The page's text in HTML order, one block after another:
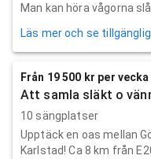
Man kan höra vågorna slå
Läs mer och se
Från 19 500 kr per vecka
Att samla släkt o
10 sängplatser
Upptäck en oas mellan
Karlstad! Ca 8 km från